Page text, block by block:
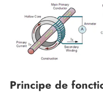
Principe de